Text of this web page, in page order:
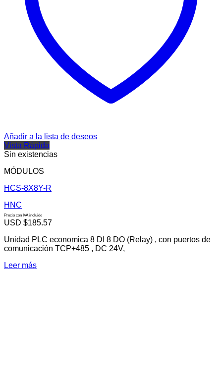
Añadir a la lista de deseos
Vista Rápida
Sin existencias
MÓDULOS
HCS-8X8Y-R
HNC
Precio con IVA incluido
USD $185.57
Unidad PLC economica 8 DI 8 DO (Relay) , con puertos de
comunicación TCP+485 , DC 24V,
Leer más